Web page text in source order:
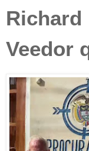
Veedor